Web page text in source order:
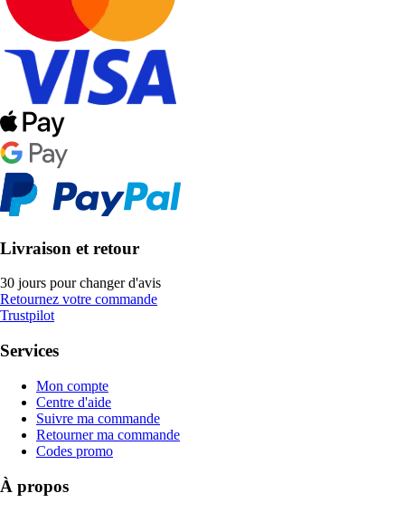
Livraison et retour
30 jours pour changer d'avis
Retournez votre commande
Trustpilot
Services
Mon compte
Centre d'aide
Suivre ma commande
Retourner ma commande
Codes promo
À propos